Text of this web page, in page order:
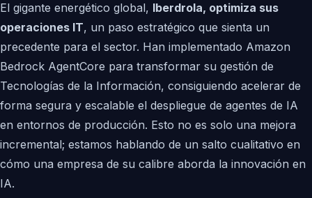
El gigante energético global, Iberdrola, optimiza sus
operaciones IT, un paso estratégico que sienta un
precedente para el sector. Han implementado Amazon
Bedrock AgentCore para transformar su gestión de
Tecnologías de la Información, consiguiendo acelerar de
forma segura y escalable el despliegue de agentes de IA
en entornos de producción. Esto no es solo una mejora
incremental; estamos hablando de un salto cualitativo en
cómo una empresa de su calibre aborda la innovación en
IA.